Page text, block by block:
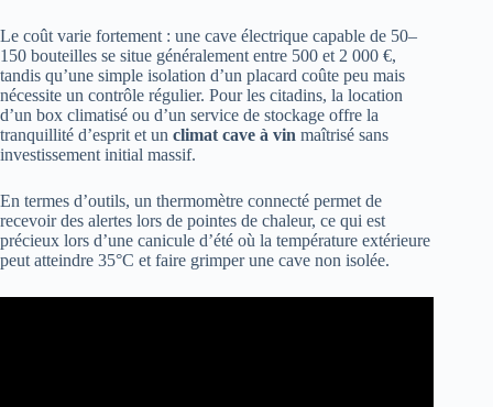
Le coût varie fortement : une cave électrique capable de 50–
150 bouteilles se situe généralement entre 500 et 2 000 €,
tandis qu’une simple isolation d’un placard coûte peu mais
nécessite un contrôle régulier. Pour les citadins, la location
d’un box climatisé ou d’un service de stockage offre la
tranquillité d’esprit et un climat cave à vin maîtrisé sans
investissement initial massif.
En termes d’outils, un thermomètre connecté permet de
recevoir des alertes lors de pointes de chaleur, ce qui est
précieux lors d’une canicule d’été où la température extérieure
peut atteindre 35°C et faire grimper une cave non isolée.